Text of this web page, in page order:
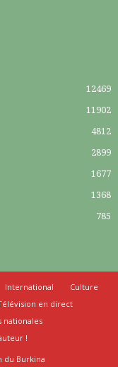
12469
11902
4812
2899
1677
1368
785
International
Culture
en direct
nationales
!
du Burkina